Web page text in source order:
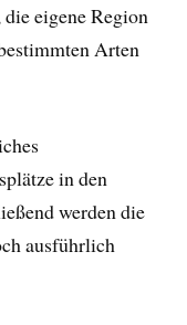
eigene Region
Arten
in den
werden die
ausführlich